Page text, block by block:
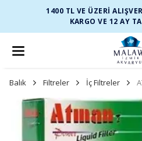
1400 TL VE ÜZERİ
KARGO VE 12 AY
Balık Filtreler İç Filtreler